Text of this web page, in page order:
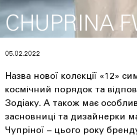
CHUPRINA
05.02.2022
Назва нової колекції «12»
космічний порядок та
Зодіаку. А також має
засновниці та дизайнерки
Чупріної – цього року